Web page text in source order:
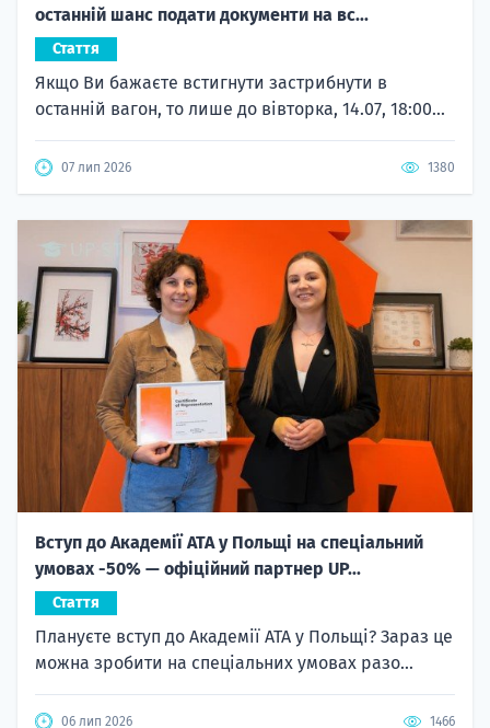
останній шанс подати документи на вс...
Стаття
Якщо Ви бажаєте встигнути застрибнути в
останній вагон, то лише до вівторка, 14.07, 18:00...
07 лип 2026 1380
Вступ до Академії ATA у Польщі на спеціальний
умовах -50% — офіційний партнер UP...
Стаття
Плануєте вступ до Академії ATA у Польщі? Зараз це
можна зробити на спеціальних умовах разо...
06 лип 2026 1466